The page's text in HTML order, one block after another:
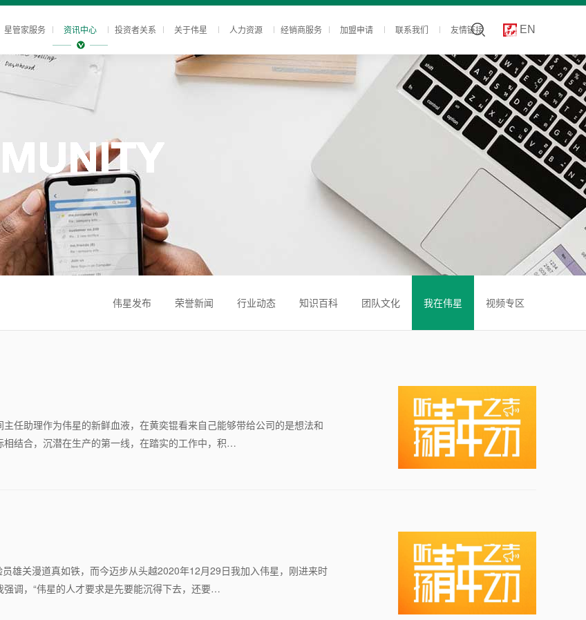
星管家服务 资讯中心 投资者关系 关于伟星 人力资源 经销商服务 加盟申请 联系我们 友情链接 EN
伟星发布 荣誉新闻 行业动态 知识百科 团队文化 我在伟星 视频专区
任助理作为伟星的新鲜血液，在黄奕锟看来自己能够带给公司的是想法和
相结合，沉潜在生产的第一线，在踏实的工作中，积…
雄关漫道真如铁，而今迈步从头越2020年12月29日我加入伟星，刚进来时
调，“伟星的人才要求是先要能沉得下去，还要…